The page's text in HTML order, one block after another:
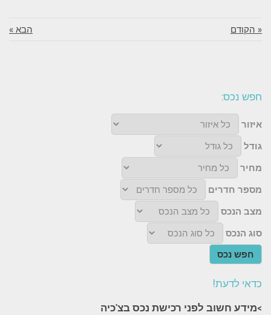
« הקודם הבא »
חפש נכס:
איזור
גודל
מחיר
מספר חדרים
מצב הנכס
סוג הנכס
חפש נכס
כדאי לדעת!
>מידע חשוב לפני רכישת נכס בצ'כיה​